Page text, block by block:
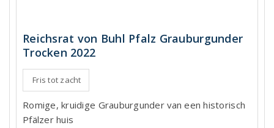
Reichsrat von Buhl Pfalz Grauburgunder
Trocken 2022
Fris tot zacht
Romige, kruidige Grauburgunder van een historisch
Pfälzer huis